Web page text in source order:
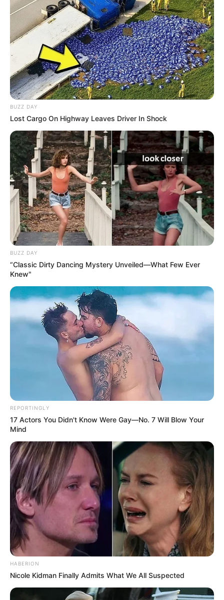
BUZZ DAY
Lost Cargo On Highway Leaves Driver In Shock
BUZZ DAY
“Classic Dirty Dancing Mystery Unveiled—What Few Ever
Knew"
REPORTINGLY
17 Actors You Didn't Know Were Gay—No. 7 Will Blow Your
Mind
HABERION
Nicole Kidman Finally Admits What We All Suspected